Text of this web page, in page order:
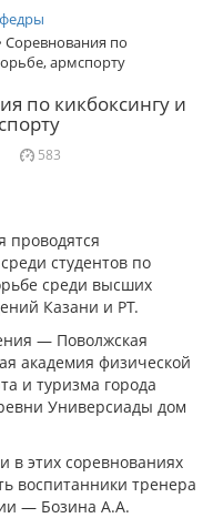
Соревнования по
армспорту
по кикбоксингу и
583
проводятся
студентов по
среди высших
Казани и РТ.
— Поволжская
академия физической
и туризма города
Универсиады дом
в этих соревнованиях
воспитанники тренера
— Бозина А.А.